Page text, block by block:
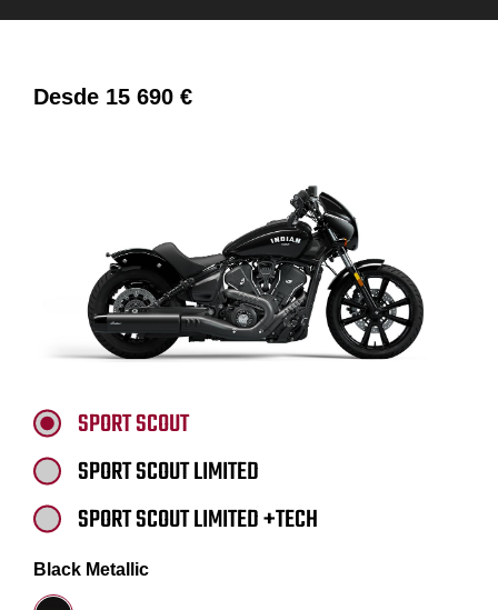
Desde 15 690 €
SPORT SCOUT
SPORT SCOUT LIMITED
SPORT SCOUT LIMITED +TECH
Black Metallic